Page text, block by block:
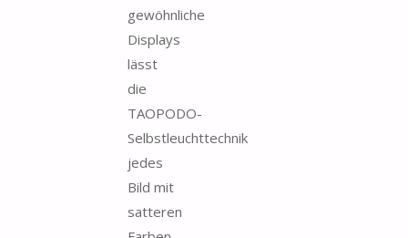
gewöhnliche
Displays
lässt
die
TAOPODO-
Selbstleuchttechnik
jedes
Bild mit
satteren